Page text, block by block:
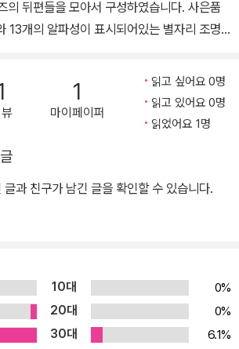
의 뒤편들을 모아서 구성하였습니다. 사은품
13개의 알파성이 표시되어있는 별자리 조명
1
마이페이퍼
읽고 싶어요 0명
읽고 있어요 0명
읽었어요 1명
과 친구가 남긴 글을 확인할 수 있습니다.
10대
0%
20대
0%
30대
6.1%